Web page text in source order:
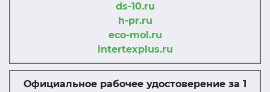
ds-10.ru
h-pr.ru
eco-mol.ru
intertexplus.ru
Официальное рабочее удостоверение за 1